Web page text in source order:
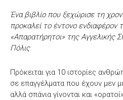
Ένα βιβλίο που ξεχώρισε τη
προκαλεί το έντονο ενδιαφέρον
«Απαρατήρητοι» της Αγγελικής
Πόλις.
Πρόκειται για 10 ιστορίες
σε επαγγέλματα που έχουν μεν
αλλά σπάνια γίνονται και